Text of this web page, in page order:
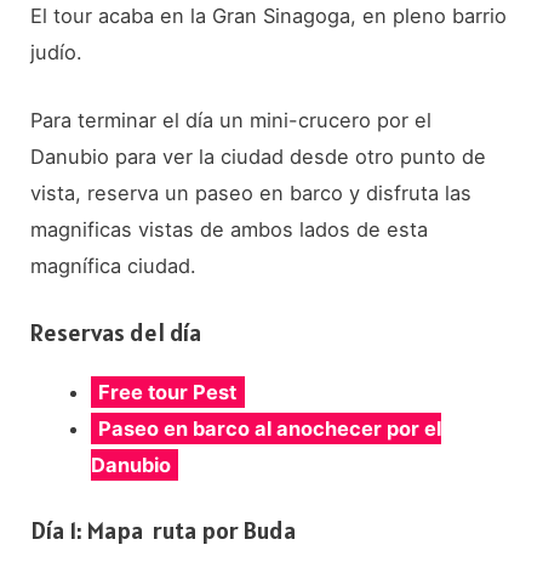
El tour acaba en la Gran Sinagoga, en pleno barrio
judío.
Para terminar el día un mini-crucero por el
Danubio para ver la ciudad desde otro punto de
vista, reserva un paseo en barco y disfruta las
magnificas vistas de ambos lados de esta
magnífica ciudad.
Reservas del día
Free tour Pest
Paseo en barco al anochecer por el
Danubio
Día 1: Mapa ruta por Buda